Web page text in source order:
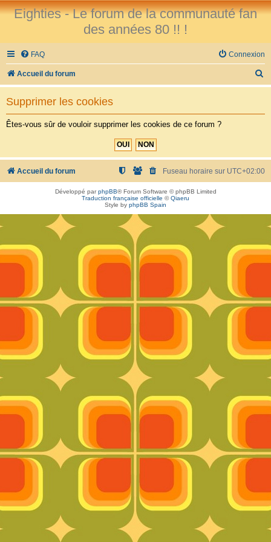
Eighties - Le forum de la communauté fan
des années 80 !! !
FAQ Connexion
Accueil du forum
e
h
r
Supprimer les cookies
Êtes-vous sûr de vouloir supprimer les cookies de ce forum ?
Accueil du forum Fuseau horaire sur UTC+02:00
Développé parphpBB® Forum Software © phpBB Limited
Traduction française officielle ©Qiaeru
Style by phpBB Spain